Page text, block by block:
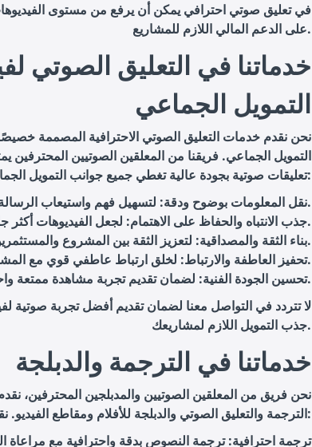
في تعليق صوتي احترافي يمكن أن يرفع من مستوى
على الدعم المالي اللازم للمشاريع.
خدماتنا في التعليق الصوتي
التمويل الجماعي
نحن نقدم خدمات التعليق الصوتي الاحترافية المصممة
التمويل الجماعي. فريقنا من المعلقين الصوتيين المحترفين
تعليقات صوتية بجودة عالية تغطي جميع جوانب التمويل الجماعي، بما في ذلك:
نقل المعلومات بوضوح ودقة: لتسهيل فهم واستيعاب الرسالة.
جذب الانتباه والحفاظ على الاهتمام: لجعل الفيديوهات أكثر جاذبية.
بناء الثقة والمصداقية: لتعزيز الثقة بين المشروع والمستثمرين المحتملين.
تحفيز العاطفة والارتباط: لخلق ارتباط عاطفي قوي مع المشاهدين.
تحسين الجودة الفنية: لضمان تقديم تجربة مشاهدة ممتعة واحترافية.
لا تتردد في التواصل معنا لضمان تقديم أفضل تجربة صوتية
جذب التمويل اللازم لمشاريعك.
خدماتنا في الترجمة والدبلجة
نحن فريق من المعلقين الصوتيين والمدبلجين المحترفين،
الترجمة والتعليق الصوتي والدبلجة للأفلام ومقاطع الفيديو. نقدم حلولاً متكاملة تتضمن:
ترجمة احترافية: ترجمة النصوص بدقة واحترافية مع مراعاة